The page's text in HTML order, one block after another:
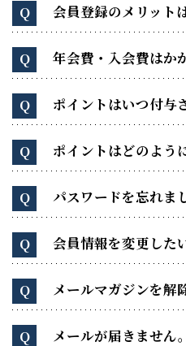
Q 会員登録のメリット
Q 年会費・入会費はか
Q ポイントはいつ付与
Q ポイントはどのよう
Q パスワードを忘れま
Q 会員情報を変更した
Q メールマガジンを解
Q メールが届きません。